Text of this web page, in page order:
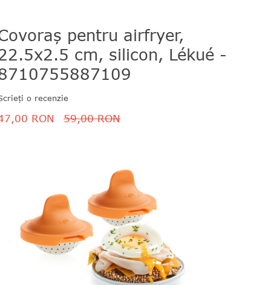
pentru airfryer,
cm, silicon, Lékué -
o recenzie
RON 59,00 RON